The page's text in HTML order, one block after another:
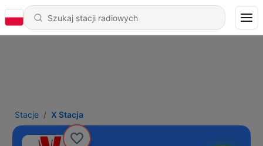
Stacje X Stacja